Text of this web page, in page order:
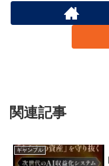
関連記事
ギャンブル